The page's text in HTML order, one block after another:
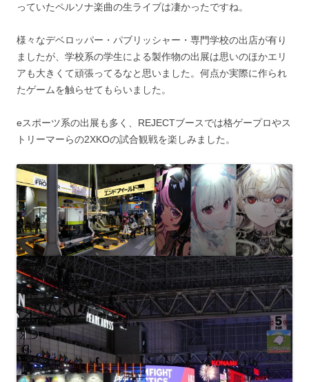
っていたペルソナ楽曲の生ライブは凄かったですね。
様々なデベロッパー・パブリッシャー・専門学校の出店が有り
ましたが、学校系の学生による製作物の出展は思いのほかエリ
アも大きくて頑張ってるなと思いました。何点か実際に作られ
たゲームを触らせてもらいました。
eスポーツ系の出展も多く、REJECTブースでは格ゲープロやス
トリーマーらの2XKOの試合観戦を楽しみました。